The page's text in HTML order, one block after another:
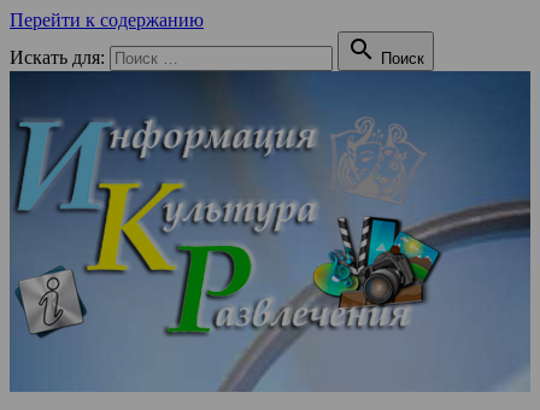
Перейти к содержанию
Искать для:
 Поиск